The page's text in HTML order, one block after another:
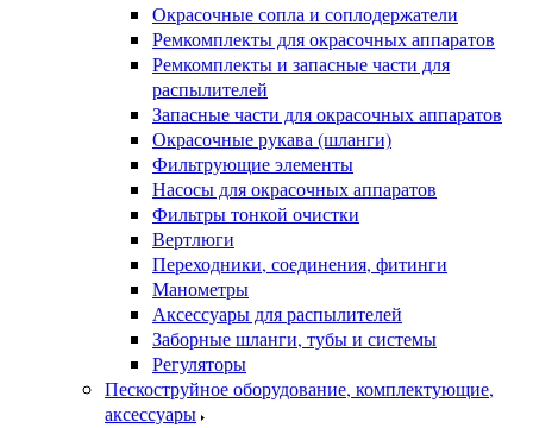
Окрасочные сопла и соплодержатели
Ремкомплекты для окрасочных аппаратов
Ремкомплекты и запасные части для
распылителей
Запасные части для окрасочных аппаратов
Окрасочные рукава (шланги)
Фильтрующие элементы
Насосы для окрасочных аппаратов
Фильтры тонкой очистки
Вертлюги
Переходники, соединения, фитинги
Манометры
Аксессуары для распылителей
Заборные шланги, тубы и системы
Регуляторы
Пескоструйное оборудование, комплектующие,
аксессуары